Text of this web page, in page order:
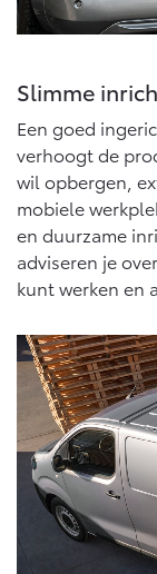
Proace (excl.
OOK ALS
ELEKTRISCH
Vanaf € 37.500,-
Proace Max
OOK ALS
ELEKTRISCH
Vanaf € 46.301,-
Slimme
Een goed
verhoogt de
wil opbergen,
mobiele
en duurzame
adviseren je
kunt werken en